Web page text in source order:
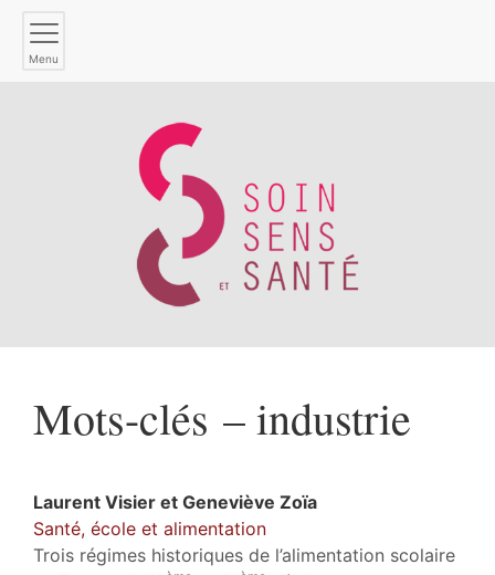
Menu
Mots-clés – industrie
Laurent Visier et Geneviève Zoïa
Santé, école et alimentation
Trois régimes historiques de l’alimentation scolaire